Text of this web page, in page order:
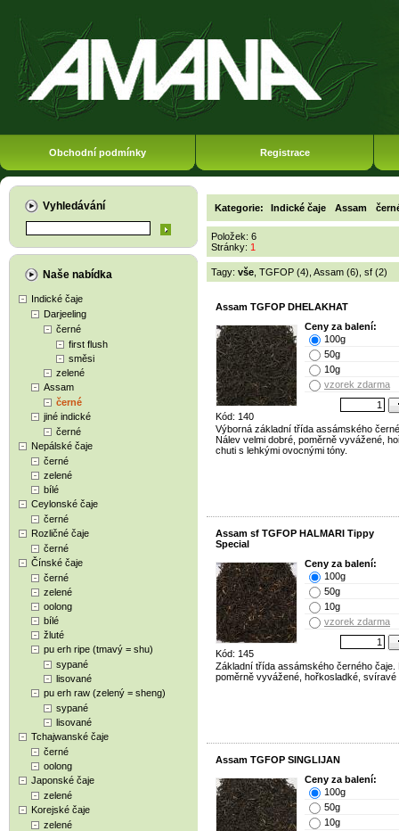
Obchodní podmínky Registrace
Vyhledávání
Naše nabídka
Indické čaje
Darjeeling
černé
first flush
směsi
zelené
Assam
černé
jiné indické
černé
Nepálské čaje
černé
zelené
bílé
Ceylonské čaje
černé
Rozličné čaje
černé
Čínské čaje
černé
zelené
oolong
bílé
žluté
pu erh ripe (tmavý = shu)
sypané
lisované
pu erh raw (zelený = sheng)
sypané
lisované
Tchajwanské čaje
černé
oolong
Japonské čaje
zelené
Korejské čaje
zelené
Kategorie: Indické čaje Assam
Položek: 6
Stránky: 1
Tagy: vše TGFOP (4) Assam (6) sf (2)
Assam TGFOP DHELAKHAT
Kód: 140
Ceny za balení:
100g
50g
10g
vzorek zdarma
Výborná základní třída assámského
Nálev velmi dobré, poměrně vyvážené,
chuti s lehkými ovocnými tóny.
Assam sf TGFOP HALMARI Tippy
Special
Kód: 145
Ceny za balení:
100g
50g
10g
vzorek zdarma
Základní třída assámského černého čaje.
poměrně vyvážené, hořkosladké, svíravé
Assam TGFOP SINGLIJAN
Ceny za balení:
100g
50g
10g